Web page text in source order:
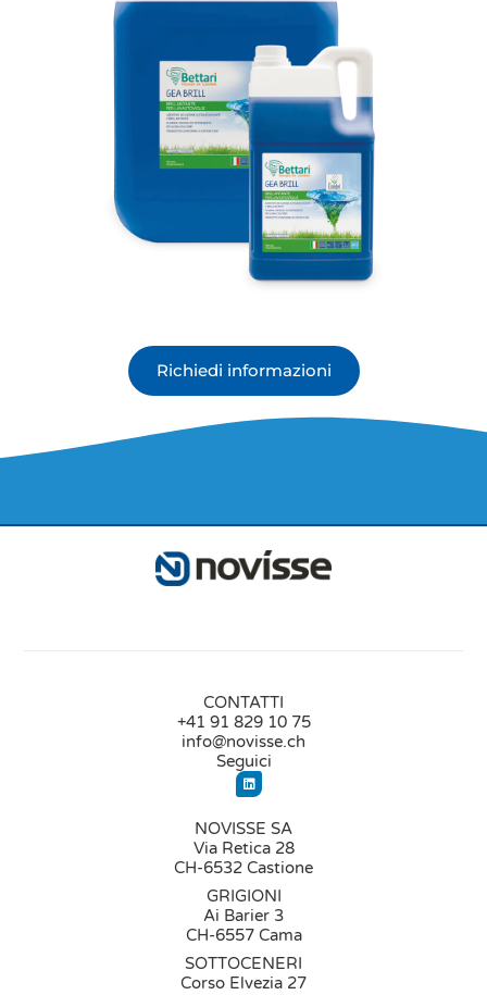
Richiedi informazioni
CONTATTI
+41 91 829 10 75
info@novisse.ch
Seguici
NOVISSE SA
Via Retica 28
CH-6532 Castione
GRIGIONI
Ai Barier 3
CH-6557 Cama
SOTTOCENERI
Corso Elvezia 27